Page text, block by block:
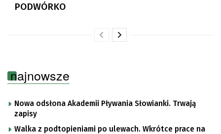
PODWÓRKO
najnowsze
Nowa odsłona Akademii Pływania Słowianki. Trwają
zapisy
Walka z podtopieniami po ulewach. Wkrótce prace na